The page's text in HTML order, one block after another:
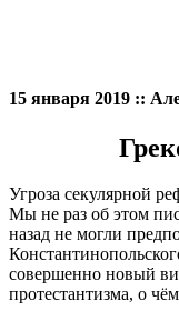
15 января 2019 ::
Угроза секулярной
Мы не раз об этом
назад не могли
совершенно новый
протестантизма, о